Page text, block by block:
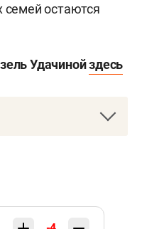
семей остаются
Удачинойздесь
Академию
по